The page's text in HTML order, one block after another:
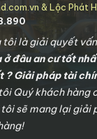
& Lộc Phát
tôi là giải quyết
ở đâu an cư tốt
? Giải pháp tài
Quý khách hàng
sẽ mang lại giải